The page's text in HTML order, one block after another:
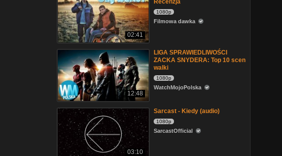
02:41
Recenzja
1080p
Filmowa dawka
12:48
LIGA SPRAWIEDLIWOŚCI
ZACKA SNYDERA: Top 10 scen
walki
1080p
WatchMojoPolska
03:10
Sarcast - Kiedy (audio)
1080p
SarcastOfficial